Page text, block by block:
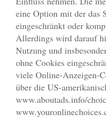
eine Option mit der das
eingeschränkt oder
Allerdings wird darauf
Nutzung und
ohne Cookies
viele Online-Anzeigen-
über die US-
www.aboutads.info/